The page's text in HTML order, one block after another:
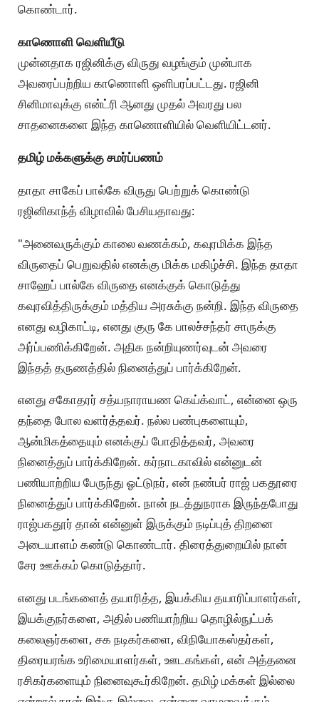
கொண்டார்.
காணொளி வெளியீடு
முன்னதாக ரஜினிக்கு விருது வழங்கும் முன்பாக
அவரைப்பற்றிய காணொளி ஒளிபரப்பட்டது. ரஜினி
சினிமாவுக்கு என்ட்ரி ஆனது முதல் அவரது பல
சாதனைகளை இந்த காணொளியில் வெளியிட்டனர்.
தமிழ் மக்களுக்கு சமர்ப்பணம்
தாதா சாகேப் பால்கே விருது பெற்றுக் கொண்டு
ரஜினிகாந்த் விழாவில் பேசியதாவது:
"அனைவருக்கும் காலை வணக்கம், கவுரமிக்க இந்த
விருதைப் பெறுவதில் எனக்கு மிக்க மகிழ்ச்சி. இந்த தாதா
சாஹேப் பால்கே விருதை எனக்குக் கொடுத்து
கவுரவித்திருக்கும் மத்திய அரசுக்கு நன்றி. இந்த விருதை
எனது வழிகாட்டி, எனது குரு கே பாலச்சந்தர் சாருக்கு
அர்ப்பணிக்கிறேன். அதிக நன்றியுணர்வுடன் அவரை
இந்தத் தருணத்தில் நினைத்துப் பார்க்கிறேன்.
எனது சகோதரர் சத்யநாராயண கெய்க்வாட், என்னை ஒரு
தந்தை போல வளர்த்தவர். நல்ல பண்புகளையும்,
ஆன்மிகத்தையும் எனக்குப் போதித்தவர், அவரை
நினைத்துப் பார்க்கிறேன். கர்நாடகாவில் என்னுடன்
பணியாற்றிய பேருந்து ஓட்டுநர், என் நண்பர் ராஜ் பகதூரை
நினைத்துப் பார்க்கிறேன். நான் நடத்துநராக இருந்தபோது
ராஜ்பகதூர் தான் என்னுள் இருக்கும் நடிப்புத் திறனை
அடையாளம் கண்டு கொண்டார். திரைத்துறையில் நான்
சேர ஊக்கம் கொடுத்தார்.
எனது படங்களைத் தயாரித்த, இயக்கிய தயாரிப்பாளர்கள்,
இயக்குநர்களை, அதில் பணியாற்றிய தொழில்நுட்பக்
கலைஞர்களை, சக நடிகர்களை, விநியோகஸ்தர்கள்,
திரையரங்க உரிமையாளர்கள், ஊடகங்கள், என் அத்தனை
ரசிகர்களையும் நினைவுகூர்கிறேன். தமிழ் மக்கள் இல்லை